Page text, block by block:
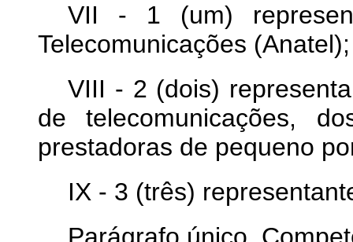
VII - 1 (um)
Telecomunicações (Anatel);
VIII - 2 (dois)
de telecomunicações,
prestadoras de pequeno
IX - 3 (três)